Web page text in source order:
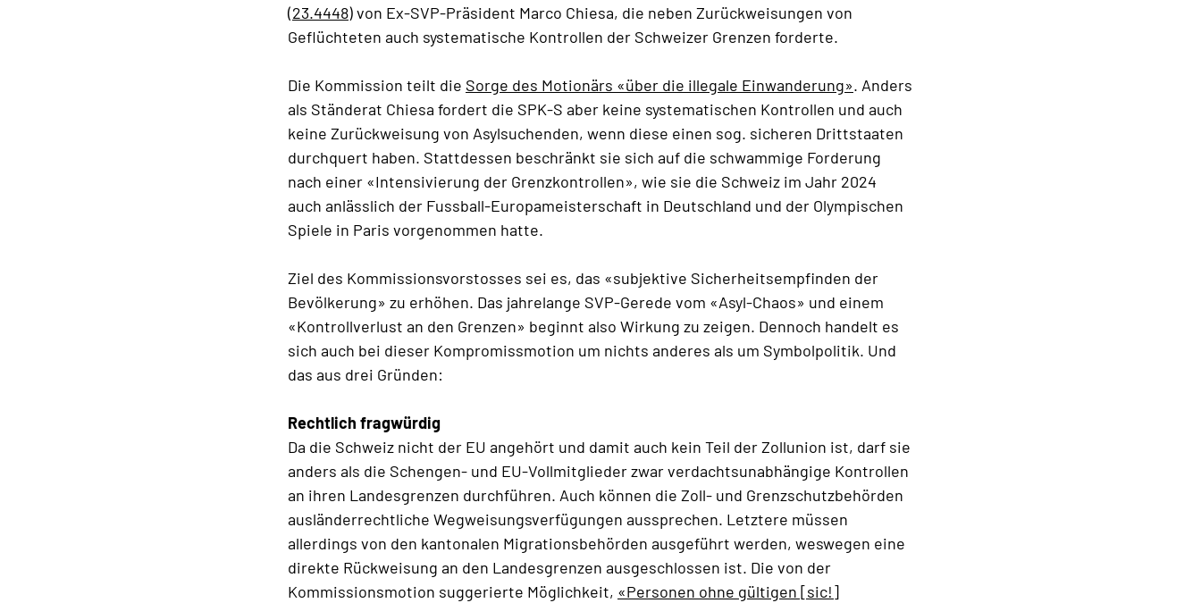
(23.4448)von Ex-SVP-Präsident Marco Chiesa, die neben Zurückweisungen von
Geflüchteten auch systematische Kontrollen der Schweizer Grenzen forderte.
Die Kommission teilt die Sorge des Motionärs «über die illegale Einwanderung». Anders
als Ständerat Chiesa fordert die SPK-S aber keine systematischen Kontrollen und auch
keine Zurückweisung von Asylsuchenden, wenn diese einen sog. sicheren Drittstaaten
durchquert haben. Stattdessen beschränkt sie sich auf die schwammige Forderung
nach einer «Intensivierung der Grenzkontrollen», wie sie die Schweiz im Jahr 2024
auch anlässlich der Fussball-Europameisterschaft in Deutschland und der Olympischen
Spiele in Paris vorgenommen hatte.
Ziel des Kommissionsvorstosses sei es, das «subjektive Sicherheitsempfinden der
Bevölkerung» zu erhöhen. Das jahrelange SVP-Gerede vom «Asyl-Chaos» und einem
«Kontrollverlust an den Grenzen» beginnt also Wirkung zu zeigen. Dennoch handelt es
sich auch bei dieser Kompromissmotion um nichts anderes als um Symbolpolitik. Und
das aus drei Gründen:
Rechtlich fragwürdig
Da die Schweiz nicht der EU angehört und damit auch kein Teil der Zollunion ist, darf sie
anders als die Schengen- und EU-Vollmitglieder zwar verdachtsunabhängige Kontrollen
an ihren Landesgrenzen durchführen. Auch können die Zoll- und Grenzschutzbehörden
ausländerrechtliche Wegweisungsverfügungen aussprechen. Letztere müssen
allerdings von den kantonalen Migrationsbehörden ausgeführt werden, weswegen eine
direkte Rückweisung an den Landesgrenzen ausgeschlossen ist. Die von der
Kommissionsmotion suggerierte Möglichkeit, «Personen ohne gültigen [sic!]